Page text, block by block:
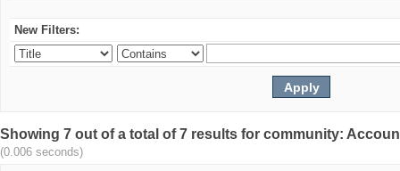
New Filters:
(0.006 seconds)